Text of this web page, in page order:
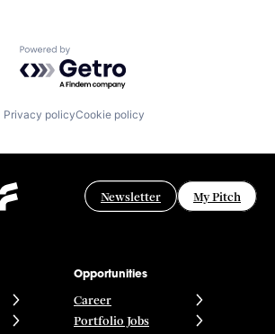
Powered by Getro.com
Privacy policyCookie policy
Newsletter My Pitch
Opportunities
Career
Portfolio Jobs